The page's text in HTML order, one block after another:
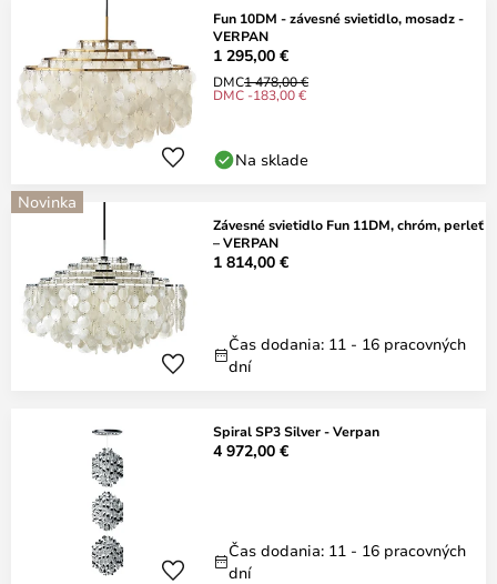
Fun 10DM - závesné svietidlo, mosadz -
VERPAN
1 295,00 €
DMC1 478,00 €
DMC -183,00 €
Na sklade
Novinka
Závesné svietidlo Fun 11DM, chróm, perleť
– VERPAN
1 814,00 €
Čas dodania: 11 - 16 pracovných
dní
Spiral SP3 Silver - Verpan
4 972,00 €
Čas dodania: 11 - 16 pracovných
dní